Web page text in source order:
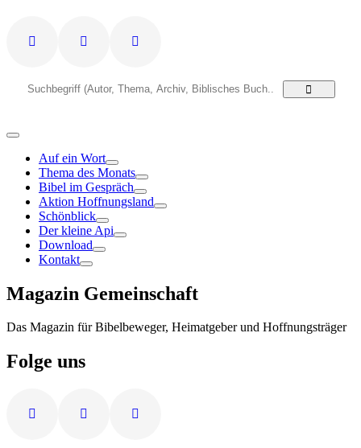
Auf ein Wort
Thema des Monats
Bibel im Gespräch
Aktion Hoffnungsland
Schönblick
Der kleine Api
Download
Kontakt
Magazin Gemeinschaft
Das Magazin für Bibelbeweger, Heimatgeber und Hoffnungsträger
Folge uns